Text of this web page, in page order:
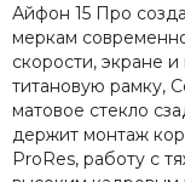
Айфон 15 Про
меркам
скорости, экране
титановую рамку,
матовое стекло
держит монтаж
ProRes, работу с